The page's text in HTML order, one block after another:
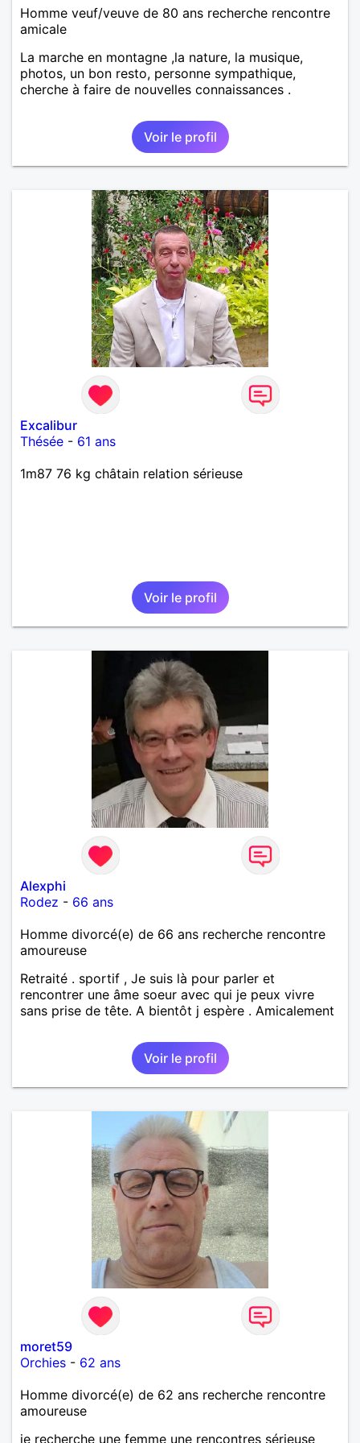
Homme veuf/veuve de 80 ans recherche rencontre
amicale
La marche en montagne ,la nature, la musique,
photos, un bon resto, personne sympathique,
cherche à faire de nouvelles connaissances .
Voir le profil
Excalibur
Thésée - 61 ans
1m87 76 kg châtain relation sérieuse
Voir le profil
Alexphi
Rodez - 66 ans
Homme divorcé(e) de 66 ans recherche rencontre
amoureuse
Retraité . sportif , Je suis là pour parler et
rencontrer une âme soeur avec qui je peux vivre
sans prise de tête. A bientôt j espère . Amicalement
Voir le profil
moret59
Orchies - 62 ans
Homme divorcé(e) de 62 ans recherche rencontre
amoureuse
je recherche une femme une rencontres sérieuse